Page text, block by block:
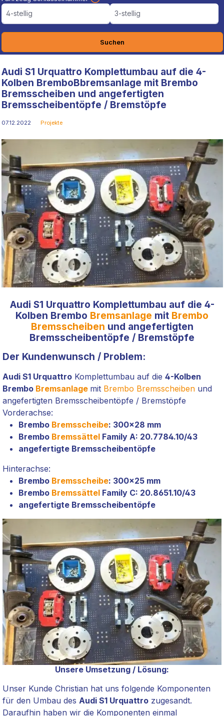
4-stellig
3-stellig
Suchen
Audi S1 Urquattro Komplettumbau auf die 4-
Kolben BremboBbremsanlage mit Brembo
Bremsscheiben und angefertigten
Bremsscheibentöpfe / Bremstöpfe
07.12.2022 Projekte
Audi S1 Urquattro Komplettumbau auf die 4-
Kolben Brembo Bremsanlage mit Brembo
Bremsscheiben und angefertigten
Bremsscheibentöpfe / Bremstöpfe
Der Kundenwunsch / Problem:
Audi S1 Urquattro Komplettumbau auf die 4-Kolben
Brembo Bremsanlage mit Brembo Bremsscheiben und
angefertigten Bremsscheibentöpfe / Bremstöpfe
Vorderachse:
Brembo Bremsscheibe: 300x28 mm
Brembo Bremssättel Family A: 20.7784.10/43
angefertigte Bremsscheibentöpfe
Hinterachse:
Brembo Bremsscheibe: 300x25 mm
Brembo Bremssättel Family C: 20.8651.10/43
angefertigte Bremsscheibentöpfe
Unsere Umsetzung / Lösung:
Unser Kunde Christian hat uns folgende Komponenten
für den Umbau des Audi S1 Urquattro zugesandt.
Daraufhin haben wir die Komponenten einmal